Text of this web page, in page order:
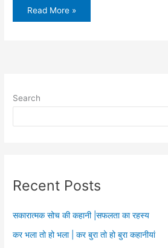
जीवन
Read More »
Search
Recent Posts
सकारात्मक सोच की कहानी |सफलता का रहस्य
कर भला तो हो भला | कर बुरा तो हो बुरा कहानीयां